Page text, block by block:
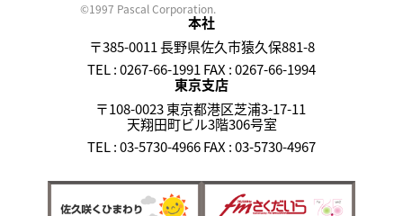
©1997 Pascal Corporation.
本社
〒385-0011 長野県佐久市猿久保881-8
TEL : 0267-66-1991 FAX : 0267-66-1994
東京支店
〒108-0023 東京都港区芝浦3-17-11
天翔田町ビル3階306号室
TEL : 03-5730-4966 FAX : 03-5730-4967